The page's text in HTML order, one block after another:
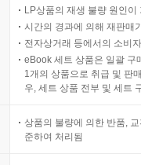
LP상품의 재생 불량 원인
시간의 경과에 의해 재판매
전자상거래 등에서의 소비
eBook 세트 상품은 일괄 구
1개의 상품으로 취급 및 판
우, 세트 상품 전부 및 세트
상품의 불량에 의한 반품,
준하여 처리됨